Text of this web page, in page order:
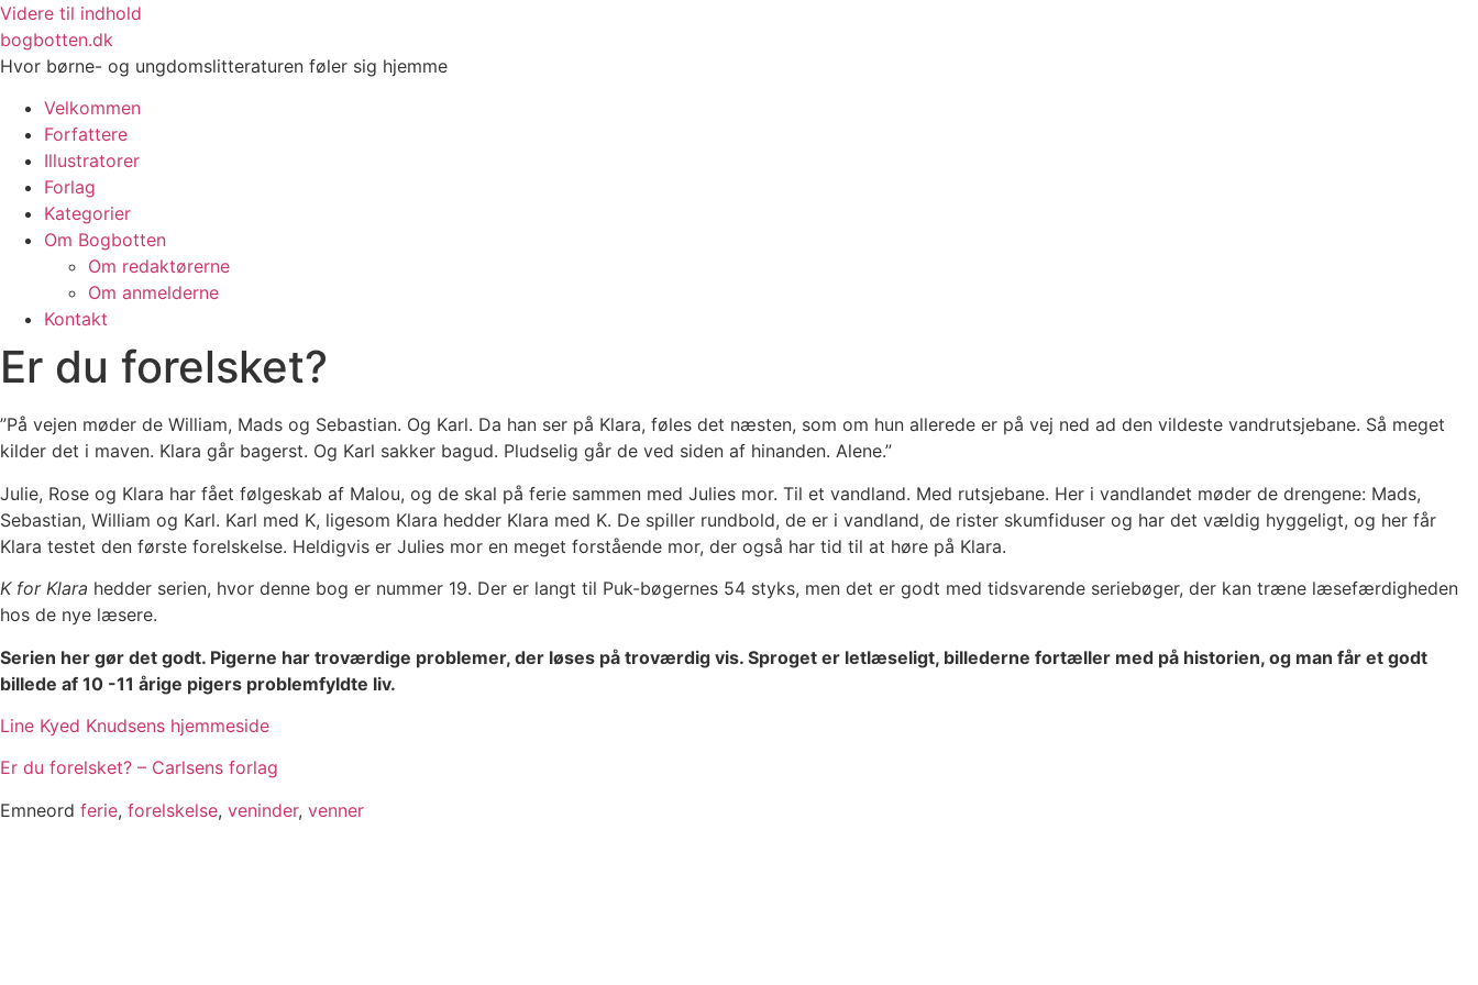
Videre til indhold
bogbotten.dk
Hvor børne- og ungdomslitteraturen føler sig hjemme
Velkommen
Forfattere
Illustratorer
Forlag
Kategorier
Om Bogbotten
Om redaktørerne
Om anmelderne
Kontakt
Er du forelsket?
”På vejen møder de William, Mads og Sebastian. Og Karl. Da han ser på Klara, føles det næsten, som om hun allerede er på vej ned ad den vildeste vandrutsjebane. Så meget
kilder det i maven. Klara går bagerst. Og Karl sakker bagud. Pludselig går de ved siden af hinanden. Alene.”
Julie, Rose og Klara har fået følgeskab af Malou, og de skal på ferie sammen med Julies mor. Til et vandland. Med rutsjebane. Her i vandlandet møder de drengene: Mads,
Sebastian, William og Karl. Karl med K, ligesom Klara hedder Klara med K. De spiller rundbold, de er i vandland, de rister skumfiduser og har det vældig hyggeligt, og her får
Klara testet den første forelskelse. Heldigvis er Julies mor en meget forstående mor, der også har tid til at høre på Klara.
K for Klara hedder serien, hvor denne bog er nummer 19. Der er langt til Puk-bøgernes 54 styks, men det er godt med tidsvarende seriebøger, der kan træne læsefærdigheden
hos de nye læsere.
Serien her gør det godt. Pigerne har troværdige problemer, der løses på troværdig vis. Sproget er letlæseligt, billederne fortæller med på historien, og man får et godt
billede af 10 -11 årige pigers problemfyldte liv.
Line Kyed Knudsens hjemmeside
Er du forelsket? – Carlsens forlag
Emneord ferie, forelskelse, veninder, venner